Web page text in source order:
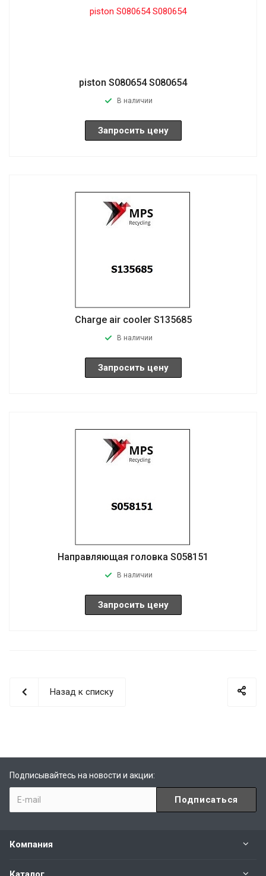
piston S080654 S080654
В наличии
Запросить цену
Charge air cooler S135685
В наличии
Запросить цену
Направляющая головка S058151
В наличии
Запросить цену
Назад к списку
Подписывайтесь на новости и акции:
Компания